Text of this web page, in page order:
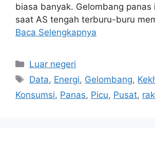
biasa banyak. Gelombang panas
saat AS tengah terburu-buru
Baca Selengkapnya
Kategori
Luar negeri
Tag
Data, Energi, Gelombang,
Konsumsi, Panas, Picu, Pusat,